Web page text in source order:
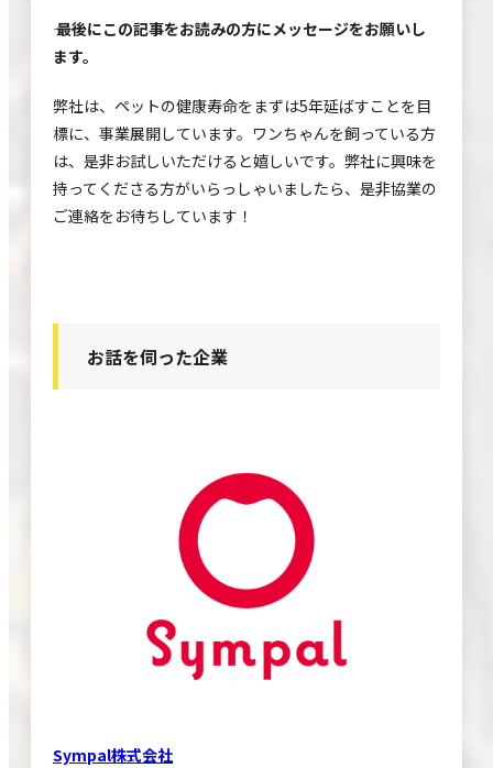
―― 最後にこの記事をお読みの方にメッセージをお願いし
ます。
弊社は、ペットの健康寿命をまずは5年延ばすことを目
標に、事業展開しています。ワンちゃんを飼っている方
は、是非お試しいただけると嬉しいです。弊社に興味を
持ってくださる方がいらっしゃいましたら、是非協業の
ご連絡をお待ちしています！
お話を伺った企業
Sympal株式会社